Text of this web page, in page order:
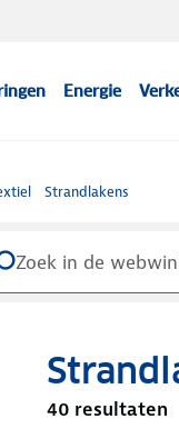
Energie
Strandlakens
40 resultaten